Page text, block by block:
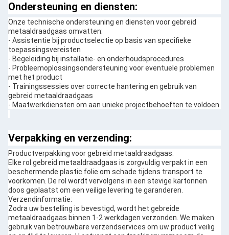
Ondersteuning en diensten:
Onze technische ondersteuning en diensten voor gebreid
metaaldraadgaas omvatten:
- Assistentie bij productselectie op basis van specifieke
toepassingsvereisten
- Begeleiding bij installatie- en onderhoudsprocedures
- Probleemoplossingsondersteuning voor eventuele problemen
met het product
- Trainingssessies over correcte hantering en gebruik van
gebreid metaaldraadgaas
- Maatwerkdiensten om aan unieke projectbehoeften te voldoen
Verpakking en verzending:
Productverpakking voor gebreid metaaldraadgaas:
Elke rol gebreid metaaldraadgaas is zorgvuldig verpakt in een
beschermende plastic folie om schade tijdens transport te
voorkomen. De rol wordt vervolgens in een stevige kartonnen
doos geplaatst om een veilige levering te garanderen.
Verzendinformatie:
Zodra uw bestelling is bevestigd, wordt het gebreide
metaaldraadgaas binnen 1-2 werkdagen verzonden. We maken
gebruik van betrouwbare verzendservices om uw product veilig